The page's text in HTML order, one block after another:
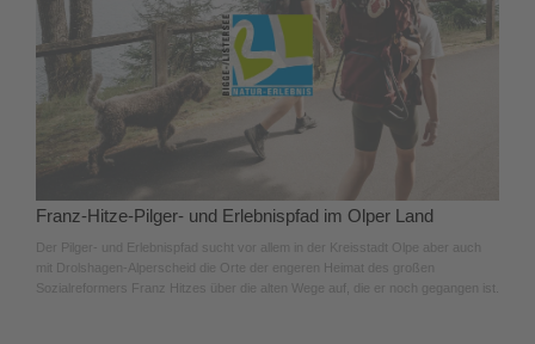
Franz-Hitze-Pilger- und Erlebnispfad im Olper Land
Der Pilger- und Erlebnispfad sucht vor allem in der Kreisstadt Olpe aber auch
mit Drolshagen-Alperscheid die Orte der engeren Heimat des großen
Sozialreformers Franz Hitzes über die alten Wege auf, die er noch gegangen ist.